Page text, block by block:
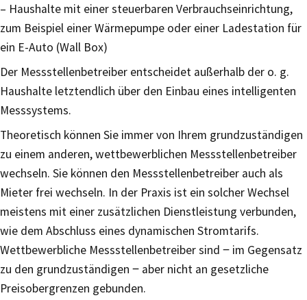
– Haushalte mit einer steuerbaren Verbrauchseinrichtung,
zum Beispiel einer Wärmepumpe oder einer Ladestation für
ein E-Auto (Wall Box)
Der Messstellenbetreiber entscheidet außerhalb der o. g.
Haushalte letztendlich über den Einbau eines intelligenten
Messsystems.
Theoretisch können Sie immer von Ihrem grundzuständigen
zu einem anderen, wettbewerblichen Messstellenbetreiber
wechseln. Sie können den Messstellenbetreiber auch als
Mieter frei wechseln. In der Praxis ist ein solcher Wechsel
meistens mit einer zusätzlichen Dienstleistung verbunden,
wie dem Abschluss eines dynamischen Stromtarifs.
Wettbewerbliche Messstellenbetreiber sind ‒ im Gegensatz
zu den grundzuständigen ‒ aber nicht an gesetzliche
Preisobergrenzen gebunden.